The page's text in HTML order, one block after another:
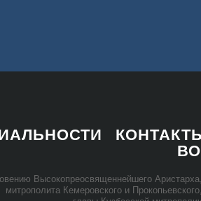
Вы­со­ко­прео­свя­щен­ней­ше­го Ари­стар­ха,
мит­ро­по­ли­та Ке­ме­ров­ско­го и Про­ко­пьев­ско­го,